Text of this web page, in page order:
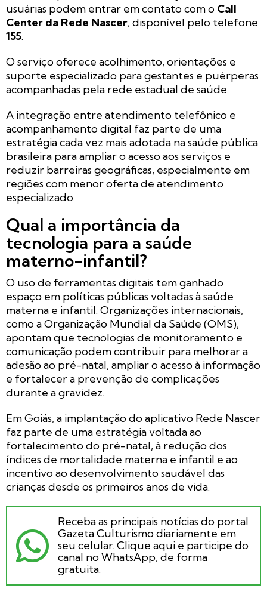
usuárias podem entrar em contato com o Call
Center da Rede Nascer, disponível pelo telefone
155.
O serviço oferece acolhimento, orientações e
suporte especializado para gestantes e puérperas
acompanhadas pela rede estadual de saúde.
A integração entre atendimento telefônico e
acompanhamento digital faz parte de uma
estratégia cada vez mais adotada na saúde pública
brasileira para ampliar o acesso aos serviços e
reduzir barreiras geográficas, especialmente em
regiões com menor oferta de atendimento
especializado.
Qual a importância da
tecnologia para a saúde
materno-infantil?
O uso de ferramentas digitais tem ganhado
espaço em políticas públicas voltadas à saúde
materna e infantil. Organizações internacionais,
como a Organização Mundial da Saúde (OMS),
apontam que tecnologias de monitoramento e
comunicação podem contribuir para melhorar a
adesão ao pré-natal, ampliar o acesso à informação
e fortalecer a prevenção de complicações
durante a gravidez.
Em Goiás, a implantação do aplicativo Rede Nascer
faz parte de uma estratégia voltada ao
fortalecimento do pré-natal, à redução dos
índices de mortalidade materna e infantil e ao
incentivo ao desenvolvimento saudável das
crianças desde os primeiros anos de vida.
Receba as principais notícias do portal
Gazeta Culturismo diariamente em
seu celular. Clique aqui e participe do
canal no WhatsApp, de forma
gratuita.